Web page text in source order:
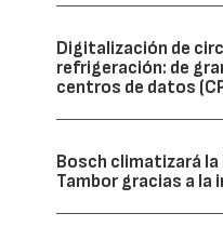
Digitalización de
refrigeración: de
centros de datos
Bosch climatizará
Tambor gracias a la